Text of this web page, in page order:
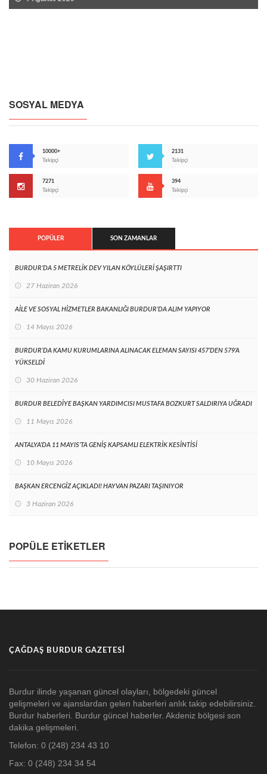
SOSYAL MEDYA
10000+
Takipçi
2131
Takipçi
7271
Takipçi
394
Takipçi
POPÜLER SON ZAMANLAR
BURDUR’DA 5 METRELİK DEV YILAN KÖYLÜLERİ ŞAŞIRTTI
27 Haziran 2026
AİLE VE SOSYAL HİZMETLER BAKANLIĞI BURDUR’DA ALIM YAPIYOR
14 Mayıs 2026
BURDUR’DA KAMU KURUMLARINA ALINACAK ELEMAN SAYISI 457’DEN 579’A
YÜKSELDİ
30 Haziran 2026
BURDUR BELEDİYE BAŞKAN YARDIMCISI MUSTAFA BOZKURT SALDIRIYA UĞRADI
11 Mayıs 2026
ANTALYA’DA 11 MAYIS’TA GENİŞ KAPSAMLI ELEKTRİK KESİNTİSİ
10 Mayıs 2026
BAŞKAN ERCENGİZ AÇIKLADI! HAYVAN PAZARI TAŞINIYOR
3 Haziran 2026
POPÜLE ETIKETLER
ÇAĞDAŞ BURDUR GAZETESI
Burdur ilinde yaşanan güncel olayları, bölgedeki güncel
gelişmeleri ve ajanslardan gelen haberleri anlık takip edebilirsiniz.
Burdur haberleri. Burdur güncel haberler. Akdeniz bölgesi son
dakika gelişmeleri.
Telefon: 0 (248) 234 43 10
Fax: 0 (248) 234 34 54